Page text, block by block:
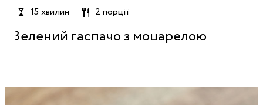
15 хвилин 2 порції
Зелений гаспачо з моцарелою